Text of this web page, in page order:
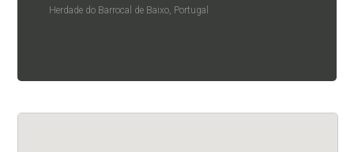
Herdade do Barrocal de Baixo, Portugal